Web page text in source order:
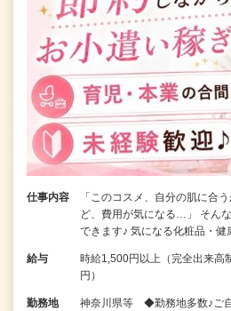
仕事内容
「このコスメ、自分の肌に合
ど、費用が気になる…」 そん
できます♪ 気になる化粧品・
給与
時給1,500円以上（完全出来高
円）
勤務地
神奈川県等 ◆勤務地多数♪ご